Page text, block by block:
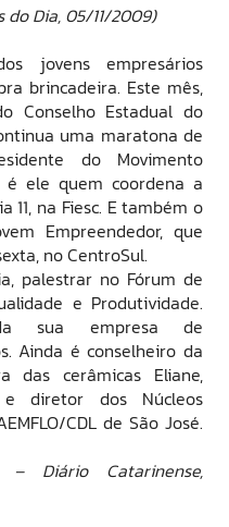
Dia, 05/11/2009)
jovens empresários
brincadeira. Este mês,
Conselho Estadual do
uma maratona de
do Movimento
é ele quem coordena a
na Fiesc. E também o
Empreendedor, que
no CentroSul.
palestrar no Fórum de
e Produtividade.
sua empresa de
Ainda é conselheiro da
das cerâmicas Eliane,
e diretor dos Núcleos
CDL de São José.
– Diário Catarinense,